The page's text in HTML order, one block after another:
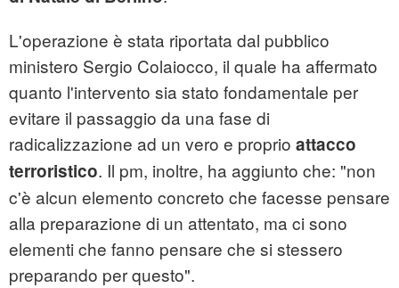
L'operazione è stata riportata dal pubblico
ministero Sergio Colaiocco, il quale ha affermato
quanto l'intervento sia stato fondamentale per
evitare il passaggio da una fase di
radicalizzazione ad un vero e proprio attacco
terroristico. Il pm, inoltre, ha aggiunto che: "non
c'è alcun elemento concreto che facesse pensare
alla preparazione di un attentato, ma ci sono
elementi che fanno pensare che si stessero
preparando per questo".